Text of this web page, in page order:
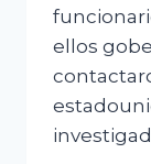
ellos